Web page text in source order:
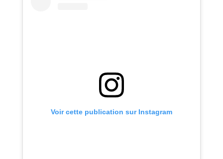
Voir cette publication sur Instagram